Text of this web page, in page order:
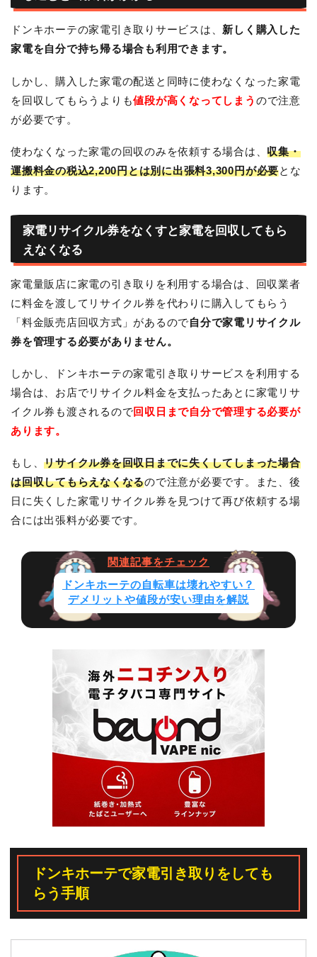
ドンキホーテの家電引き取りサービスは、新しく購入した
家電を自分で持ち帰る場合も利用できます。
しかし、購入した家電の配送と同時に使わなくなった家電
を回収してもらうよりも値段が高くなってしまう ので注意
が必要です。
使わなくなった家電の回収のみを依頼する場合は、 収集・
運搬料金の税込2,200円とは別に出張料3,300円が必要とな
ります。
家電リサイクル券をなくすと家電を回収してもら
えなくなる
家電量販店に家電の引き取りを利用する場合は、回収業者
に料金を渡してリサイクル券を代わりに購入してもらう
「料金販売店回収方式」があるので自分で家電リサイクル
券を管理する必要がありません。
しかし、ドンキホーテの家電引き取りサービスを利用する
場合は、お店でリサイクル料金を支払ったあとに家電リサ
イクル券も渡されるので回収日まで自分で管理する必要が
あります。
もし、リサイクル券を回収日までに失くしてしまった場合
は回収してもらえなくなるので注意が必要です。また、後
日に失くした家電リサイクル券を見つけて再び依頼する場
合には出張料が必要です。
ドンキホーテの自転車は壊れやすい？
デメリットや値段が安い理由を解説
ドンキホーテで家電引き取りをしても
らう手順